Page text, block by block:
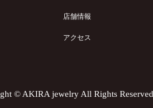
店舗情報
アクセス
© AKIRA jewelry All Rights